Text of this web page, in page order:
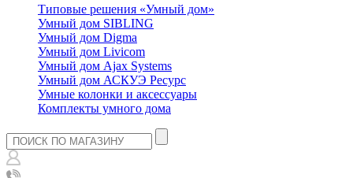
Типовые решения «Умный дом»
Умный дом SIBLING
Умный дом Digma
Умный дом Livicom
Умный дом Ajax Systems
Умный дом АСКУЭ Ресурс
Умные колонки и аксессуары
Комплекты умного дома